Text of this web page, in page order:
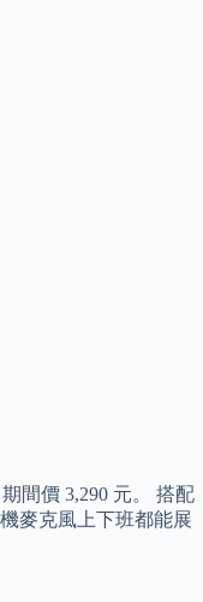
間價 3,290 元。 搭配
麥克風上下班都能展